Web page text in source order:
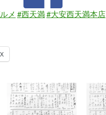
メ #西天満#大安西天満本店
X